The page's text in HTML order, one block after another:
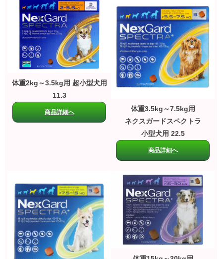
体重2kg～3.5kg用 超小型犬用
11.3
商品詳細へ
体重3.5kg～7.5kg用
ネクスガードスペクトラ
小型犬用 22.5
商品詳細へ